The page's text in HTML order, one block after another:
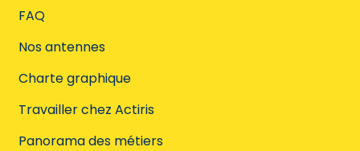
FAQ
Nos antennes
Charte graphique
Travailler chez Actiris
Panorama des métiers